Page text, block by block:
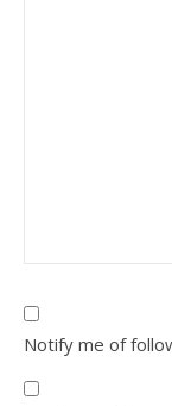
Notify me of